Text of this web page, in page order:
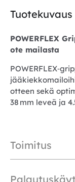
Tuotekuvaus
POWERFLEX
ote mailasta
otteen sekä
38 mm leveä ja
Toimitus